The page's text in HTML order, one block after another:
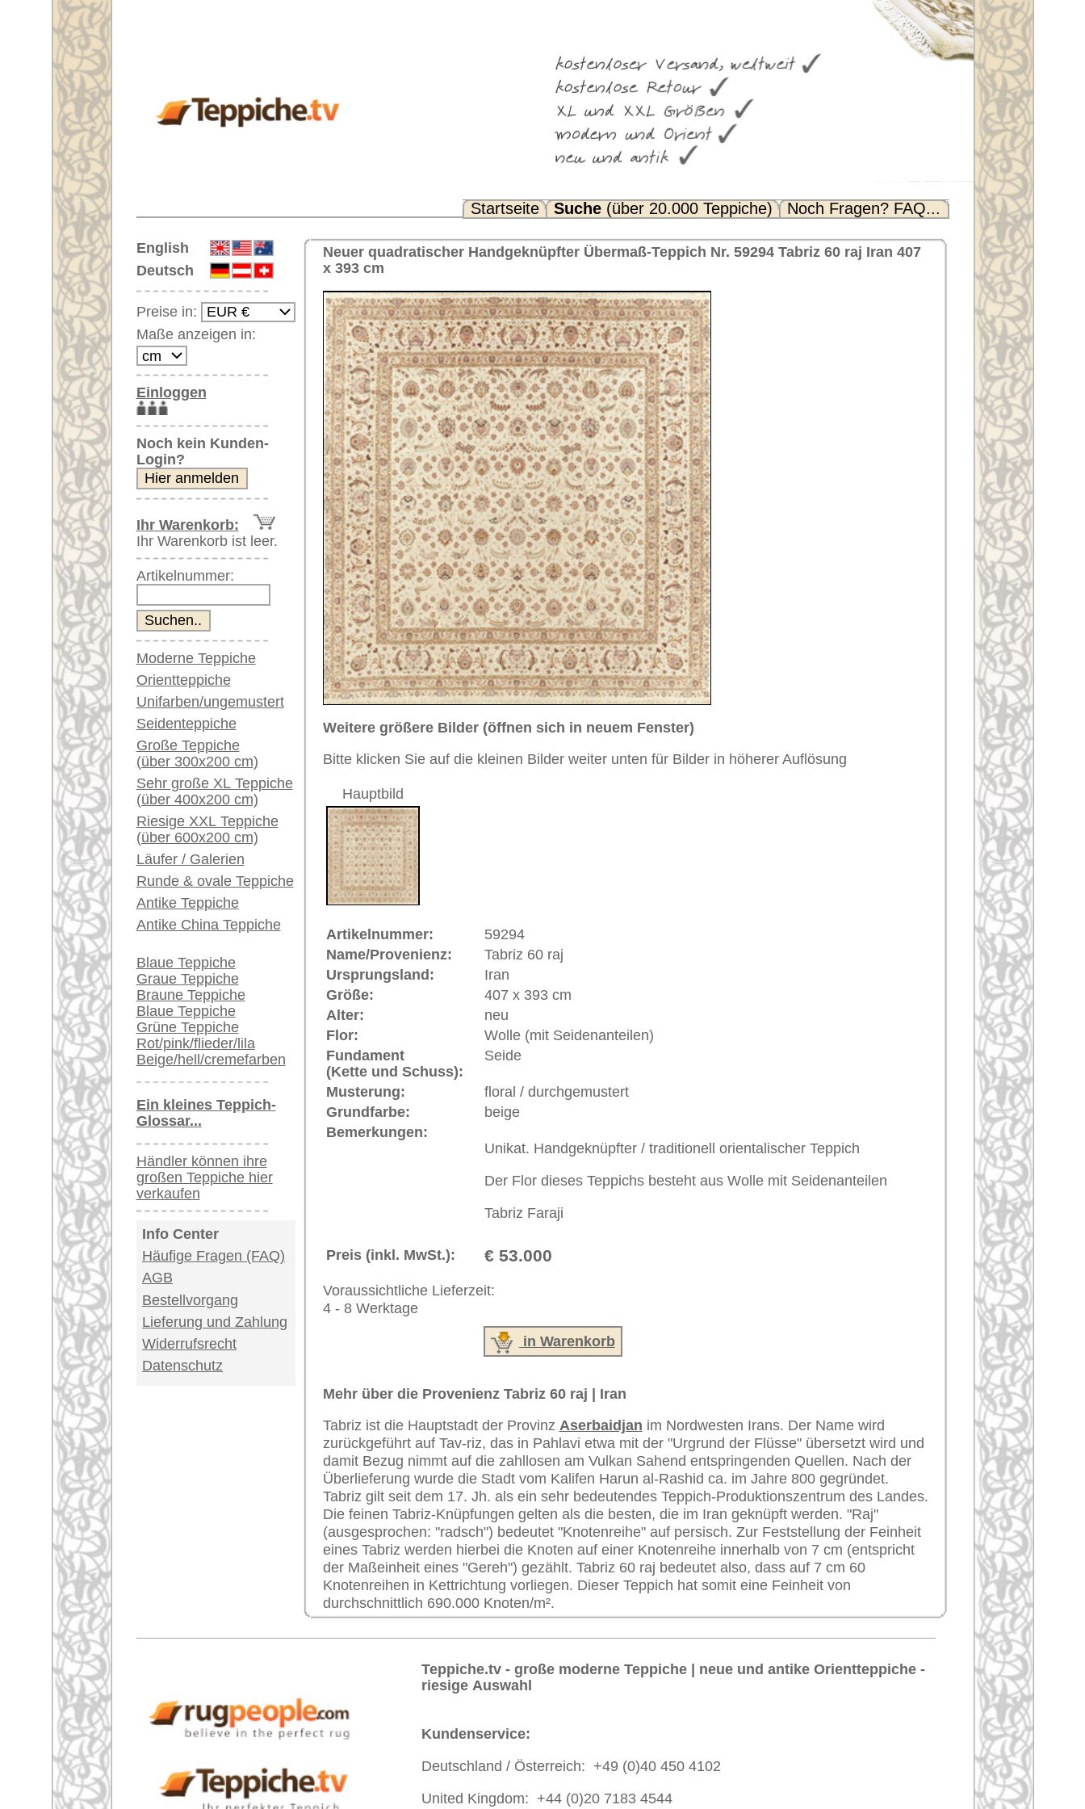
Noch Fragen? FAQ...
English
Deutsch
Preise in:
Maße anzeigen in:
Einloggen
Noch kein Kunden-
Login?
Ihr Warenkorb:
Ihr Warenkorb ist leer.
Artikelnummer:
Moderne Teppiche
Orientteppiche
Unifarben/ungemustert
Seidenteppiche
Große Teppiche
(über 300x200 cm)
Sehr große XL Teppiche
(über 400x200 cm)
Riesige XXL Teppiche
(über 600x200 cm)
Läufer / Galerien
Runde & ovale Teppiche
Antike Teppiche
Antike China Teppiche
Blaue Teppiche
Graue Teppiche
Braune Teppiche
Blaue Teppiche
Grüne Teppiche
Rot/pink/flieder/lila
Beige/hell/cremefarben
Ein kleines Teppich-
Glossar...
Händler können ihre
großen Teppiche hier
verkaufen
Info Center
Häufige Fragen (FAQ)
AGB
Bestellvorgang
Lieferung und Zahlung
Widerrufsrecht
Datenschutz
Weitere größere Bilder (öffnen sich in neuem Fenster)
Bitte klicken Sie auf die kleinen Bilder weiter unten für Bilder in höherer Auflösung
Hauptbild
59294
Tabriz 60 raj
Iran
Größe:
407 x 393 cm
Alter:
neu
Wolle (mit Seidenanteilen)
Fundament Seide
Musterung:
floral / durchgemustert
Grundfarbe:
Bemerkungen:
Unikat. Handgeknüpfter / traditionell orientalischer Teppich
Der Flor dieses Teppichs besteht aus Wolle mit Seidenanteilen
Tabriz Faraji
Preis (inkl. MwSt.): € 53.000
Voraussichtliche Lieferzeit:
in Warenkorb
Mehr über die Provenienz Tabriz 60 raj | Iran
Tabriz ist die Hauptstadt der ProvinzAserbaidjanim Nordwesten Irans. Der Name wird
zurückgeführt auf Tav-riz, das in Pahlavi etwa mit der "Urgrund der Flüsse" übersetzt wird und
damit Bezug nimmt auf die zahllosen am Vulkan Sahend entspringenden Quellen. Nach der
Überlieferung wurde die Stadt vom Kalifen Harun al-Rashid ca. im Jahre 800 gegründet.
Tabriz gilt seit dem 17. Jh. als ein sehr bedeutendes Teppich-Produktionszentrum des Landes.
Die feinen Tabriz-Knüpfungen gelten als die besten, die im Iran geknüpft werden. "Raj"
(ausgesprochen: "radsch") bedeutet "Knotenreihe" auf persisch. Zur Feststellung der Feinheit
eines Tabriz werden hierbei die Knoten auf einer Knotenreihe innerhalb von 7 cm (entspricht
der Maßeinheit eines "Gereh") gezählt. Tabriz 60 raj bedeutet also, dass auf 7 cm 60
Knotenreihen in Kettrichtung vorliegen. Dieser Teppich hat somit eine Feinheit von
durchschnittlich 690.000 Knoten/m².
Teppiche.tv - große moderne Teppiche | neue und antike Orientteppiche -